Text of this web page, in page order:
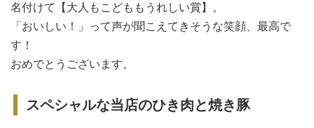
名付けて【大人もこどももうれしい賞】。
「おいしい！」って声が聞こえてきそうな笑顔、最高で
す！
おめでとうございます。
スペシャルな当店のひき肉と焼き豚